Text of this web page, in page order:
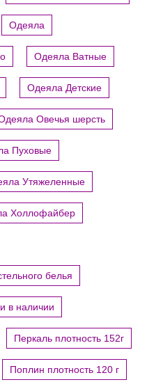
Одеяла
Одеяла Ватные
Одеяла Детские
Овечья шерсть
Пуховые
Утяжеленные
Холлофайбер
белья
в наличии
Перкаль плотность 152г
Поплин плотность 120 г